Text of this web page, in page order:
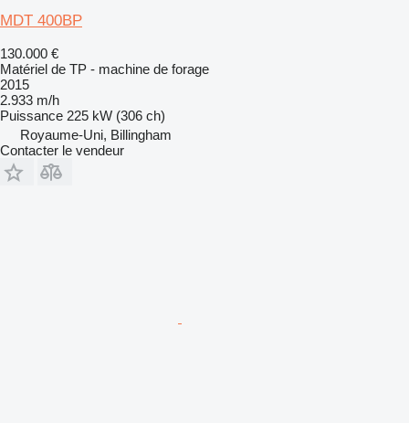
MDT 400BP
130.000 €
Matériel de TP - machine de forage
2015
2.933 m/h
Puissance 225 kW (306 ch)
Royaume-Uni, Billingham
Contacter le vendeur